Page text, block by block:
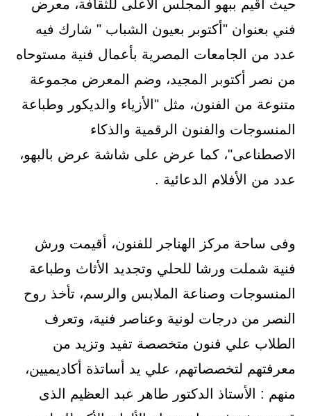
حيث أقيم ببهو المجلس الأعلى للثقافة، معرض
فني بعنوان "أكتوبر بعيون الشباب " شارك فيه
عدد من الجامعات المصرية بأعمال فنية مستوحاه
من نصر أكتوبر المجيد، وضم المعرض مجموعة
متنوعة من الفنون، مثل "الأزياء والديكور وطباعة
المنسوجات والفنون الرقمية والذكاء
الاصطناعى"، كما عرض على شاشة عرض بالبهو،
عدد من الأفلام الدعائية .
وفى ساحة مركز الهناجر للفنون، أقيمت ورش
فنية شملت ورشا للحلي وتجديد الأثاث وطباعة
المنسوجات وصناعة الملابس والرسم، تأخذ روح
النصر من درجات لونية وعناصر فنية، وتعرف
الطلاب علي فنون متخصصة تفيد وتزيد من
معرفتهم لتخصصاتهم، علي يد أساتذة أكاديميين،
منهم : الأستاذ الدكتور طاهر عبد العظيم الذى